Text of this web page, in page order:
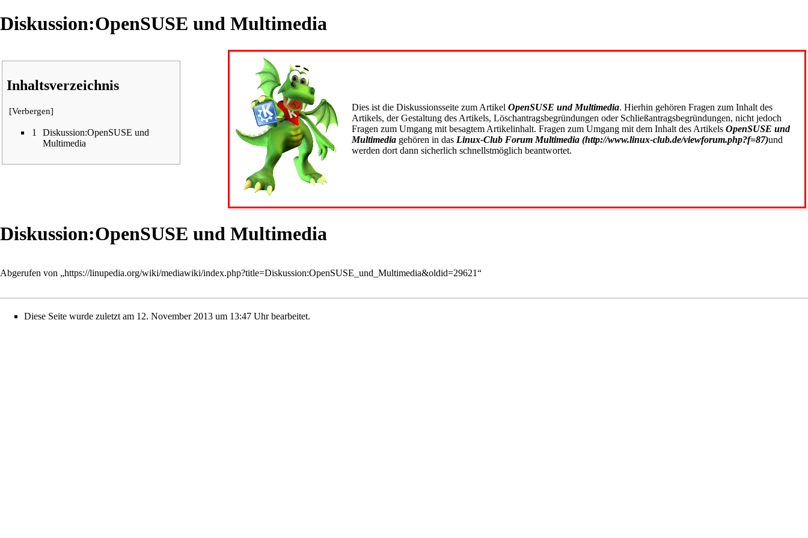
Diskussion:OpenSUSE und Multimedia
Inhaltsverzeichnis
[Verbergen]
1
Diskussion:OpenSUSE und
Multimedia
Dies ist die Diskussionsseite zum Artikel OpenSUSE und Multimedia. Hierhin gehören Fragen zum Inhalt des
Artikels, der Gestaltung des Artikels, Löschantragsbegründungen oder Schließantragsbegründungen, nicht jedoch
Fragen zum Umgang mit besagtem Artikelinhalt. Fragen zum Umgang mit dem Inhalt des Artikels OpenSUSE und
Multimedia gehören in das Linux-Club Forum Multimedia
und
werden dort dann sicherlich schnellstmöglich beantwortet.
Diskussion:OpenSUSE und Multimedia
Abgerufen von „https://linupedia.org/wiki/mediawiki/index.php?title=Diskussion:OpenSUSE_und_Multimedia&oldid=29621“
Diese Seite wurde zuletzt am 12. November 2013 um 13:47 Uhr bearbeitet.